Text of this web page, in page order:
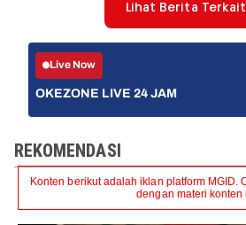
Lihat Berita Terkait
Live Now
OKEZONE LIVE 24 JAM